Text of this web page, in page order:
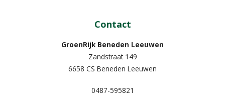
Contact
GroenRijk Beneden Leeuwen​
Zandstraat 149
6658 CS Beneden Leeuwen
0487-595821